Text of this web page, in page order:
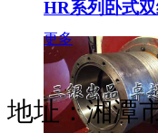
HR系列卧式
更多
地址：湘潭